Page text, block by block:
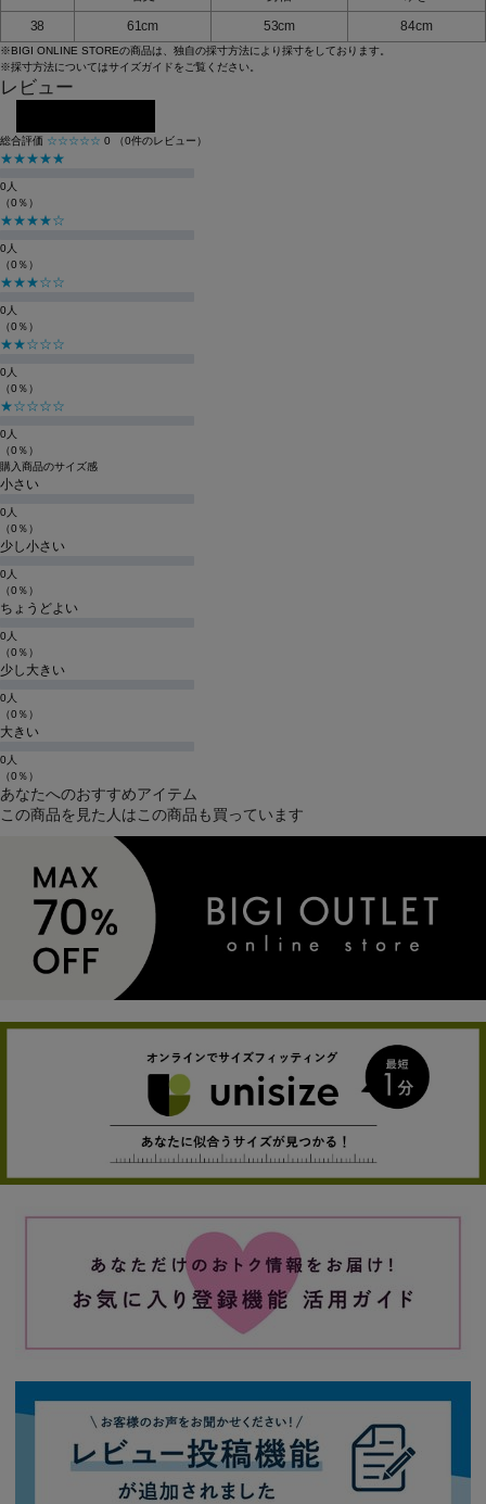
38
61cm 53cm 84cm
※BIGI ONLINE STOREの商品は、独自の採寸方法により採寸をしております。
※採寸方法についてはサイズガイドをご覧ください。
レビュー
総合評価 ☆☆☆☆☆ 0 （0件のレビュー）
★★★★★
0人
（0％）
★★★★☆
0人
（0％）
★★★☆☆
0人
（0％）
★★☆☆☆
0人
（0％）
★☆☆☆☆
0人
（0％）
購入商品のサイズ感
小さい
0人
（0％）
少し小さい
0人
（0％）
ちょうどよい
0人
（0％）
少し大きい
0人
（0％）
大きい
0人
（0％）
あなたへのおすすめアイテム
この商品を見た人はこの商品も買っています